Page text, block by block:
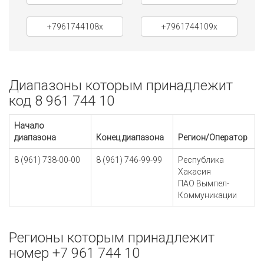
+7961744108x +7961744109x
Диапазоны которым принадлежит
код 8 961 744 10
Начало
диапазона
Конец диапазона Регион/Оператор
8 (961) 738-00-00 8 (961) 746-99-99
Республика
Хакасия
ПАО Вымпел-
Коммуникации
Регионы которым принадлежит
номер +7 961 744 10